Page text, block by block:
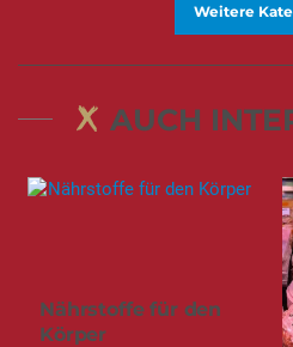
Weitere
AUCH
Nährstoffe für den
Körper